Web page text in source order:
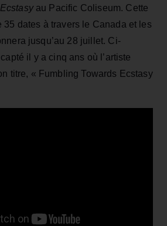
au Pacific Coliseum. Cette
35 dates à travers le Canada et les
jusqu’au 28 juillet. Ci-
il y a cinq ans où l’artiste
titre, « Fumbling Towards Ecstasy